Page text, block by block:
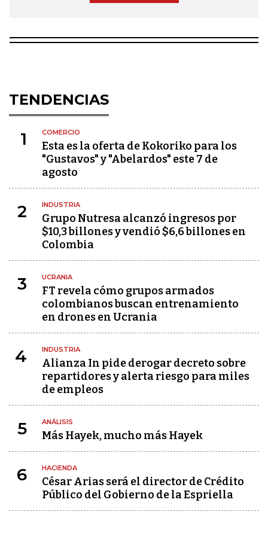
TENDENCIAS
1 COMERCIO
Esta es la oferta de Kokoriko para los
"Gustavos" y "Abelardos" este 7 de
agosto
2 INDUSTRIA
Grupo Nutresa alcanzó ingresos por
$10,3 billones y vendió $6,6 billones en
Colombia
3 UCRANIA
FT revela cómo grupos armados
colombianos buscan entrenamiento
en drones en Ucrania
4 INDUSTRIA
Alianza In pide derogar decreto sobre
repartidores y alerta riesgo para miles
de empleos
5 ANÁLISIS
Más Hayek, mucho más Hayek
6 HACIENDA
César Arias será el director de Crédito
Público del Gobierno de la Espriella